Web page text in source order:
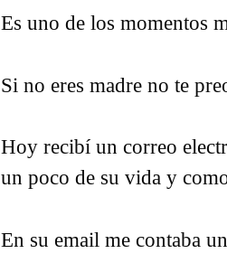
Es uno de los momentos
Si no eres madre no te
Hoy recibí un correo
un poco de su vida y
En su email me contaba